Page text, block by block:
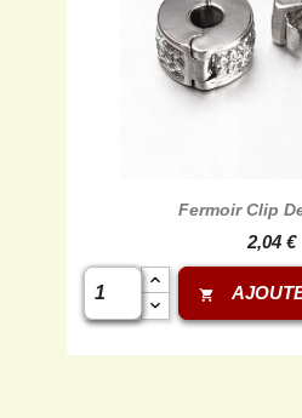
Fermoir Clip
2,04 €
shopping_cart